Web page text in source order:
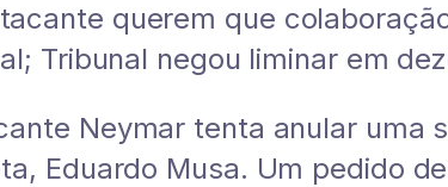
querem que
Tribunal negou liminar em
Neymar tenta anular uma
Eduardo Musa. Um pedido